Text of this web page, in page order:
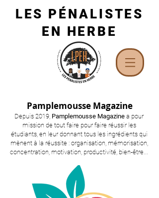
LES PÉNALISTES
EN HERBE
Pamplemousse Magazine
Depuis 2019, Pamplemousse Magazine a pour
mission de tout faire pour faire réussir les
étudiants, en leur donnant tous les ingrédients qui
mènent à la réussite : organisation, mémorisation,
concentration, motivation, productivité, bien-être...